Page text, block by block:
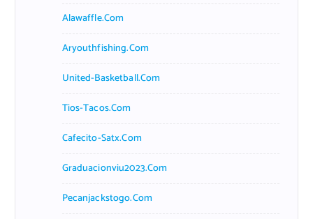
Alawaffle.com
Aryouthfishing.com
United-Basketball.com
Tios-Tacos.com
Cafecito-Satx.com
Graduacionviu2023.com
Pecanjackstogo.com